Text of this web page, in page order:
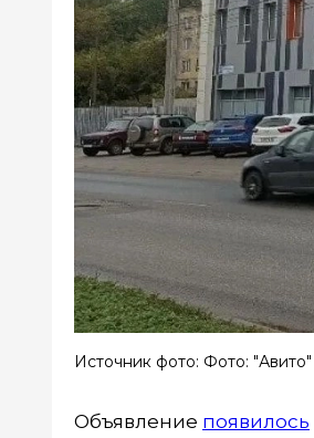
Источник фото: Фото: "Авито"
Объявление появилось